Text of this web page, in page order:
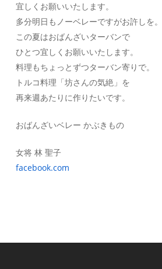
宜しくお願いいたします。
多分明日もノーベレーですがお許しを。
この夏はおばんざいターバンで
ひとつ宜しくお願いいたします。
料理もちょっとずつターバン寄りで。
トルコ料理「坊さんの気絶」を
再来週あたりに作りたいです。
おばんざいベレー かぶきもの
女将 林 聖子
facebook.com